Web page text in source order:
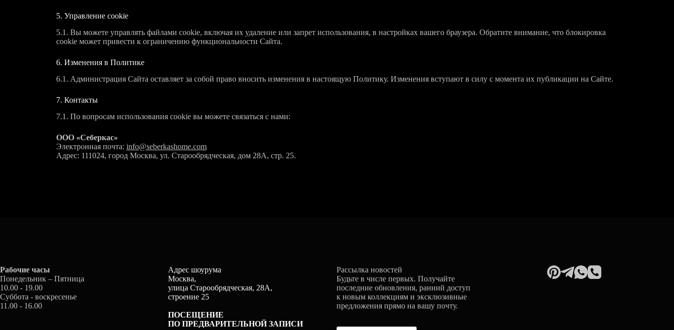
5. Управление cookie
5.1. Вы можете управлять файлами cookie, включая их удаление или запрет использования, в настройках вашего браузера. Обратите внимание, что блокировка
cookie может привести к ограничению функциональности Сайта.
6. Изменения в Политике
6.1. Администрация Сайта оставляет за собой право вносить изменения в настоящую Политику. Изменения вступают в силу с момента их публикации на Сайте.
7. Контакты
7.1. По вопросам использования cookie вы можете связаться с нами:
ООО «Себеркас»
Электронная почта: info@seberkashome.com
Адрес: 111024, город Москва, ул. Старообрядческая, дом 28А, стр. 25.
Рабочие часы
Понедельник – Пятница
10.00 - 19.00
Суббота - воскресенье
11.00 - 16.00
Адрес шоурума
Москва,
улица Старообрядческая, 28А,
строение 25
ПОСЕЩЕНИЕ
ПО ПРЕДВАРИТЕЛЬНОЙ ЗАПИСИ
Рассылка новостей
Будьте в числе первых. Получайте
последние обновления, ранний доступ
к новым коллекциям и эксклюзивные
предложения прямо на вашу почту.